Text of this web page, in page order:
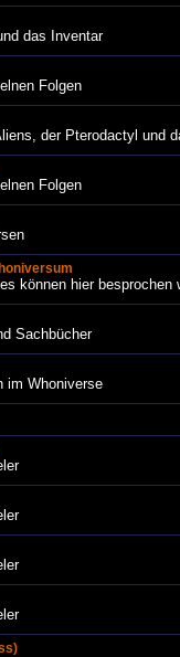
das Inventar
Folgen
der Pterodactyl und
Folgen
können hier besprochen
Sachbücher
im Whoniverse